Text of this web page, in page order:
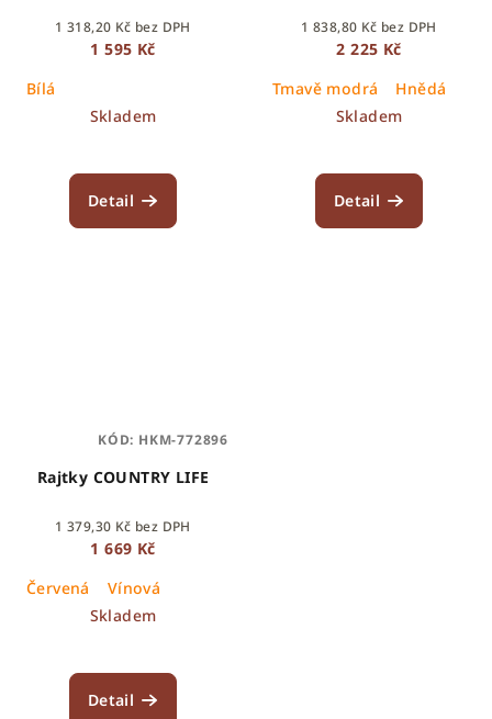
1 318,20 Kč bez DPH
1 595 Kč
Bílá
Skladem
Detail
1 838,80 Kč bez DPH
2 225 Kč
Tmavě modrá
Hnědá
Skladem
Detail
Rajtky COUNTRY LIFE
1 379,30 Kč bez DPH
1 669 Kč
Červená
Vínová
Skladem
Detail
KÓD: HKM-772896